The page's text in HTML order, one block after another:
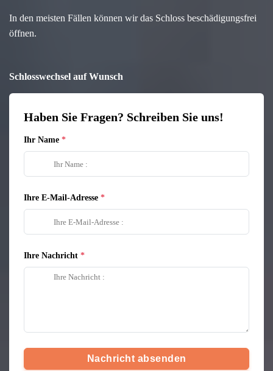
In den meisten Fällen können wir das Schloss beschädigungsfrei
öffnen.
Schlosswechsel auf Wunsch
Haben Sie Fragen? Schreiben Sie uns!
Ihr Name
Ihre E-Mail-Adresse
Ihre Nachricht
Nachricht absenden